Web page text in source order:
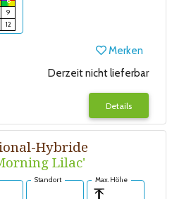
9
12
Merken
Derzeit nicht lieferbar
Details
Hybride
Lilac'
Standort Max. Höhe